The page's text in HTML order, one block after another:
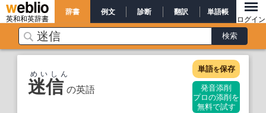
英和和英辞書
辞書 例文 診断 翻訳 単語帳
ログイン
迷信 の英語
めいしん 単語を保存
発音添削
プロの添削を
無料で試す